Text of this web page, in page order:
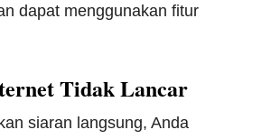
dapat menggunakan fitur
Tidak Lancar
siaran langsung, Anda